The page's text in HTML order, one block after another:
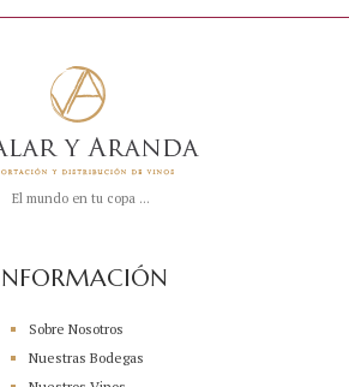
El mundo en tu copa ...
Sobre Nosotros
Nuestras Bodegas